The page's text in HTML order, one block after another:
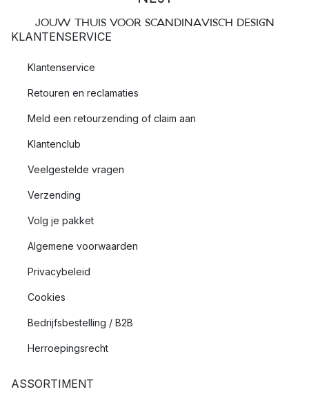
JOUW THUIS VOOR SCANDINAVISCH DESIGN
KLANTENSERVICE
Klantenservice
Retouren en reclamaties
Meld een retourzending of claim aan
Klantenclub
Veelgestelde vragen
Verzending
Volg je pakket
Algemene voorwaarden
Privacybeleid
Cookies
Bedrijfsbestelling / B2B
Herroepingsrecht
ASSORTIMENT